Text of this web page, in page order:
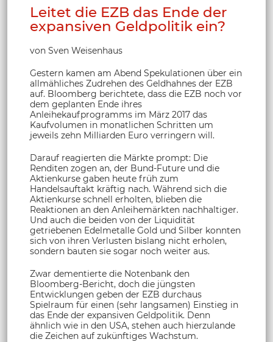
Leitet die EZB das Ende der
expansiven Geldpolitik ein?
von Sven Weisenhaus
Gestern kamen am Abend Spekulationen über ein
allmähliches Zudrehen des Geldhahnes der EZB
auf. Bloomberg berichtete, dass die EZB noch vor
dem geplanten Ende ihres
Anleihekaufprogramms im März 2017 das
Kaufvolumen in monatlichen Schritten um
jeweils zehn Milliarden Euro verringern will.
Darauf reagierten die Märkte prompt: Die
Renditen zogen an, der Bund-Future und die
Aktienkurse gaben heute früh zum
Handelsauftakt kräftig nach. Während sich die
Aktienkurse schnell erholten, blieben die
Reaktionen an den Anleihemärkten nachhaltiger.
Und auch die beiden von der Liquidität
getriebenen Edelmetalle Gold und Silber konnten
sich von ihren Verlusten bislang nicht erholen,
sondern bauten sie sogar noch weiter aus.
Zwar dementierte die Notenbank den
Bloomberg-Bericht, doch die jüngsten
Entwicklungen geben der EZB durchaus
Spielraum für einen (sehr langsamen) Einstieg in
das Ende der expansiven Geldpolitik. Denn
ähnlich wie in den USA, stehen auch hierzulande
die Zeichen auf zukünftiges Wachstum.